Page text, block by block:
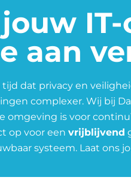
jouw
aan
tijd dat privacy en
complexer. Wij bij
omgeving is voor
op voor een vrijblijvend
systeem. Laat ons